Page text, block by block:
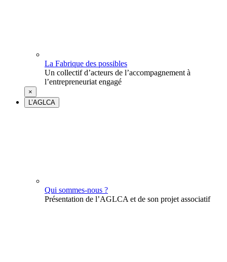
La Fabrique des possibles
Un collectif d’acteurs de l’accompagnement à
l’entrepreneuriat engagé
×
L’AGLCA
Qui sommes-nous ?
Présentation de l’AGLCA et de son projet associatif